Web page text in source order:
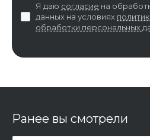
Я даю согласие на
данных на условиях
обработки персональных
Ранее вы смотрели